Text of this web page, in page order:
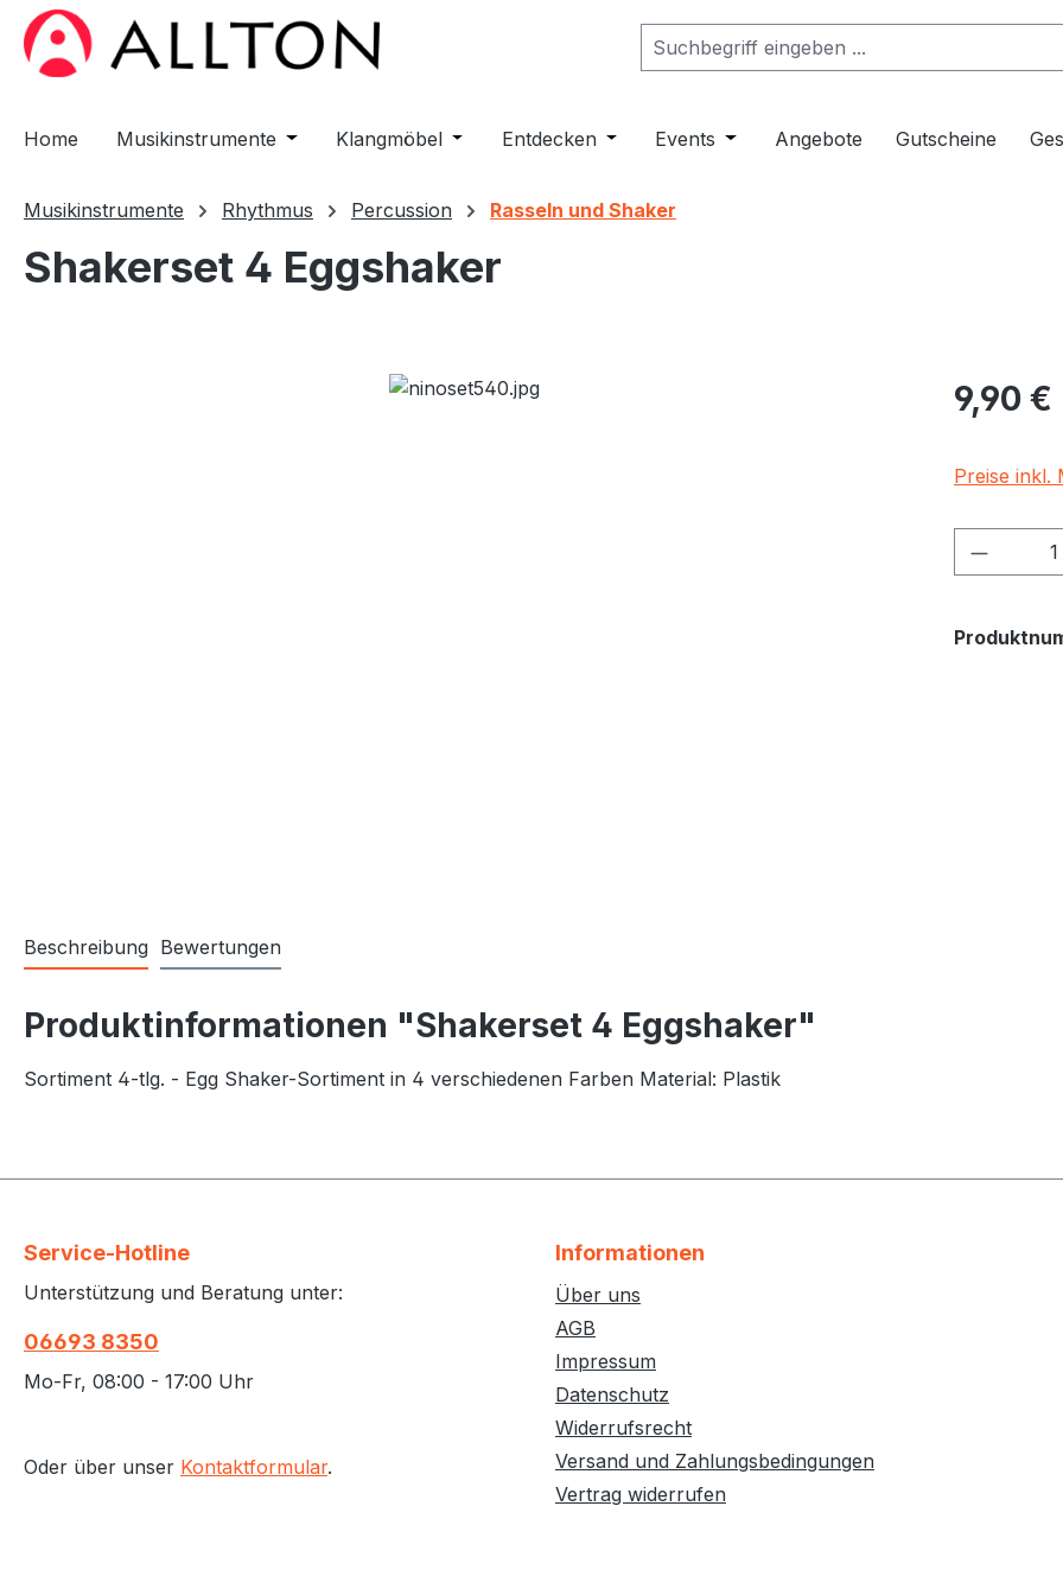
Hauptinhalt springen
Zur Suche springen
Zur Hauptnavigation springen
Home Musikinstrumente Öffne oder Schließe das Dropdown der Kategorie Musikinstrumente
Klangmöbel Öffne oder Schließe das Dropdown der Kategorie Klangmöbel
Entdecken Öffne oder Schließe das Dropdown der Kategorie
Events Öffne oder Schließe das Dropdown
Angebote Gutscheine
Musikinstrumente Rhythmus Percussion Rasseln und Shaker
Shakerset 4 Eggshaker
Regulärer
9,90 €
Preise inkl.
Beschreibung Bewertungen
Produktinformationen "Shakerset 4 Eggshaker"
Sortiment 4-tlg. - Egg Shaker-Sortiment in 4 verschiedenen Farben Material: Plastik
Service-Hotline
Unterstützung und Beratung unter:
06693 8350
Mo-Fr, 08:00 - 17:00 Uhr
Oder über unser Kontaktformular.
Informationen
Über uns
AGB
Impressum
Datenschutz
Widerrufsrecht
Versand und Zahlungsbedingungen
Vertrag widerrufen